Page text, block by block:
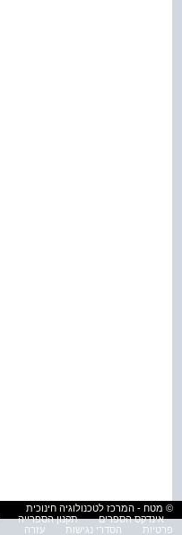
© מטח - המרכז לטכנולוגיה חינוכית
אינדקס הספרים
תקנון הספרייה
פרטיות
הסדרי נגישות עזרה